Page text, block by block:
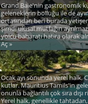
Grand Baie'nin gastronomik
geleneklerin bolluğu ile de
ortasından beri burada
şimdi ulusal mutfağın
yolcu baharatı hatıra olarak
Aç »
Ocak ayı sonunda yerel halk,
kutlar. Mauritius Tamils'in
onunla bağlantılı çok sıra
Yerel halk, genellikle